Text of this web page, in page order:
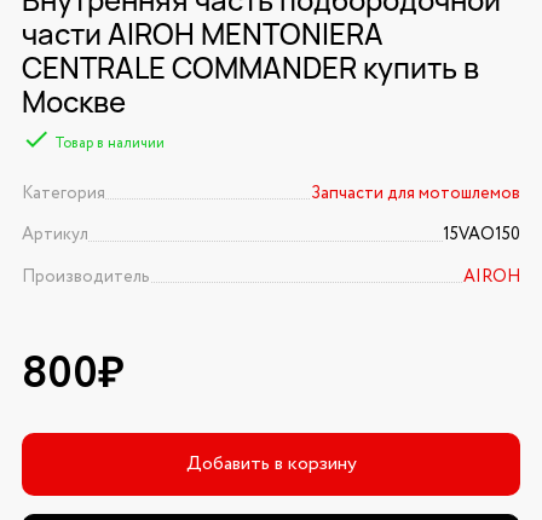
части AIROH MENTONIERA
CENTRALE COMMANDER купить в
Москве
Товар в наличии
Категория
Запчасти для мотошлемов
Артикул
15VAO150
Производитель
AIROH
800₽
Добавить в корзину